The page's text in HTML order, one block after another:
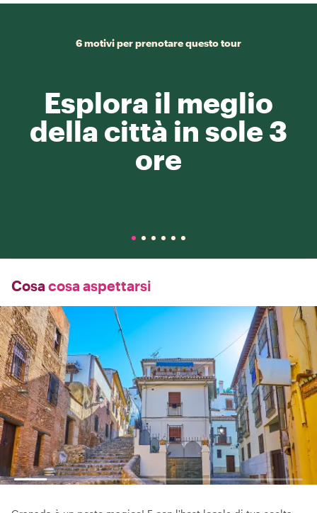
6 motivi per prenotare questo tour
Esplora il meglio
della città in sole 3
ore
Cosa cosa aspettarsi